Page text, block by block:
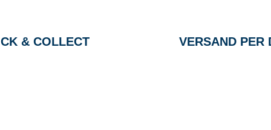
& COLLECT VERSAND PER